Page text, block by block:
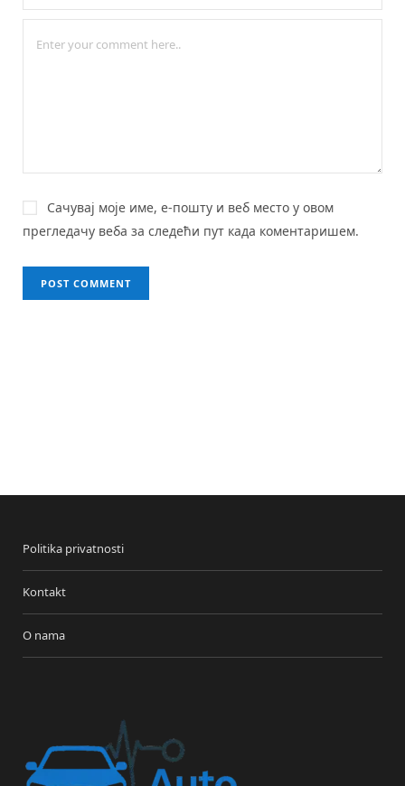
Сачувај моје име, е-пошту и веб место у овом
прегледачу веба за следећи пут када коментаришем.
Politika privatnosti
Kontakt
O nama